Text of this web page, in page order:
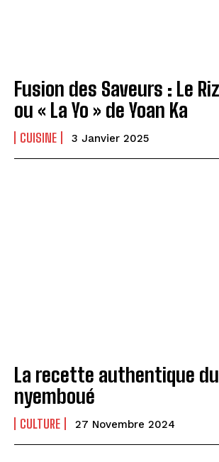
Fusion des Saveurs : Le
ou « La Yo » de Yoan Ka
CUISINE 3 Janvier 2025
La recette authentique du
nyemboué
CULTURE 27 Novembre 2024